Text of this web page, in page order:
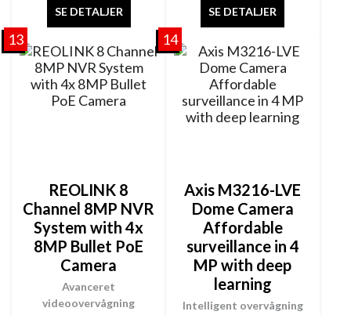
SE DETALJER SE DETALJER
13
Avanceret
videoovervågning
REOLINK 8
Channel 8MP NVR
System with 4x
8MP Bullet PoE
Camera
14
Intelligent overvågning
Axis M3216-LVE
Dome Camera
Affordable
surveillance in 4
MP with deep
learning